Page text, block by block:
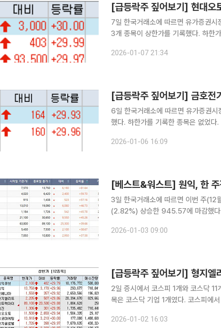
[급등락주 짚어보기] 현대오
7일 한국거래소에 따르면 유가증권
3개 종목이 상한가를 기록했다. 하한가를 기록한 종목은
및 대형 수주가 영향을 미친것으로 분
2026-01-07 21:34
[급등락주 짚어보기] 금호전
6일 한국거래소에 따르면 유가증권
했다. 하한가를 기록한 종목은 없었다. 금호전기는 오늘 전거래일 보다 29.93%오른 712원에 거래
따른 채권자의 권리 보호 차원에서 이
2026-01-06 16:09
[베스트&워스트] 원익, 한
3일 한국거래소에 따르면 이번 주
(2.82%) 상승한 945.57에 마감했다
코스닥에서 가장 많이 오른 종목은 원
2026-01-03 09:00
[급등락주 짚어보기] 형지엘
2일 증시에서 코스피 1개와 코스닥
목은 코스닥 기업 1개였다. 코스피에서 형지엘리트와 형지글로벌은 이재명 대통령의 중국 국빈 방문
에 패션그룹 형지가 사절단 중 하나로
2026-01-02 16:03